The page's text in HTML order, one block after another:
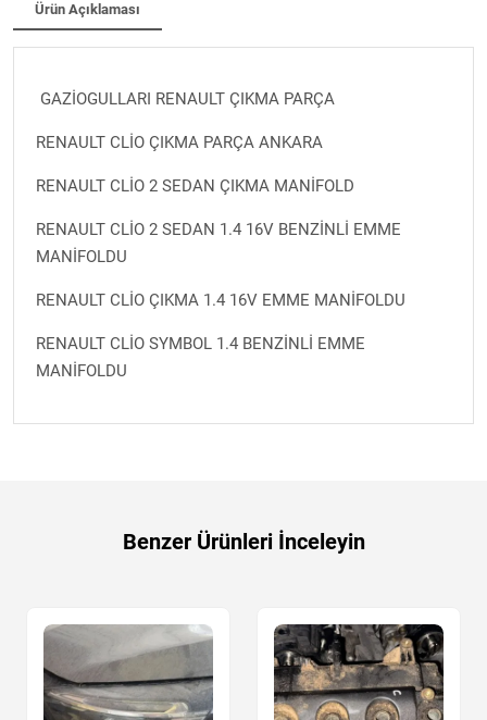
Ürün Açıklaması
GAZİOGULLARI RENAULT ÇIKMA PARÇA
RENAULT CLİO ÇIKMA PARÇA ANKARA
RENAULT CLİO 2 SEDAN ÇIKMA MANİFOLD
RENAULT CLİO 2 SEDAN 1.4 16V BENZİNLİ EMME
MANİFOLDU
RENAULT CLİO ÇIKMA 1.4 16V EMME MANİFOLDU
RENAULT CLİO SYMBOL 1.4 BENZİNLİ EMME
MANİFOLDU
Benzer Ürünleri İnceleyin